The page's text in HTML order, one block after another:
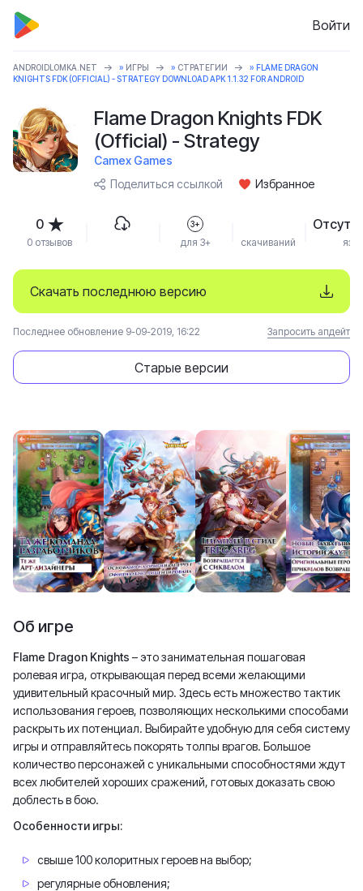
Войти
ANDROIDLOMKA.NET » ИГРЫ » СТРАТЕГИИ
» FLAME DRAGON
KNIGHTS FDK (OFFICIAL) - STRATEGY DOWNLOAD APK 1.1.32 FOR ANDROID
Flame Dragon Knights FDK
(Official) - Strategy
Camex Games
Поделиться ссылкой
Избранное
Скачать последнюю версию
Старые версии
Последнее обновление 9-09-2019, 16:22 Запросить апдейт
0
0 отзывов
3+
для 3+ скачиваний
Об игре
Flame Dragon Knights – это занимательная пошаговая
ролевая игра, открывающая перед всеми желающими
удивительный красочный мир. Здесь есть множество тактик
использования героев, позволяющих несколькими способами
раскрыть их потенциал. Выбирайте удобную для себя систему
игры и отправляйтесь покорять толпы врагов. Большое
количество персонажей с уникальными способностями ждут
всех любителей хороших сражений, готовых доказать свою
доблесть в бою.
Особенности игры:
свыше 100 колоритных героев на выбор;
регулярные обновления;